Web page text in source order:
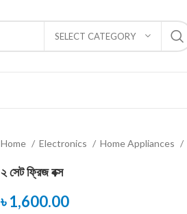
SELECT CATEGORY
Home Electronics Home Appliances
২ সেট ফ্রিজ বক্স
৳1,600.00